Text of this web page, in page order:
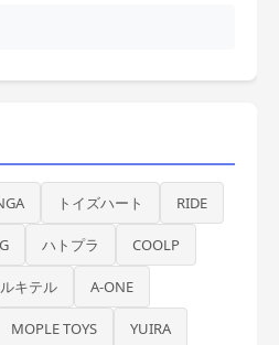
トイズハート RIDE
ハトプラ COOLP
キテル A-ONE
MOPLE TOYS YUIRA